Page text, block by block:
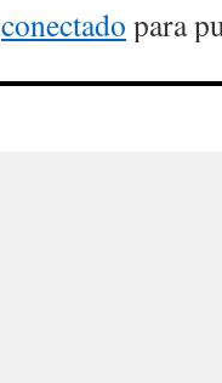
conectado para